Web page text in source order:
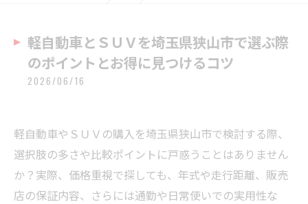
軽自動車とＳＵＶを埼玉県狭山市で選ぶ際
のポイントとお得に見つけるコツ
2026/06/16
軽自動車やＳＵＶの購入を埼玉県狭山市で検討する際、
選択肢の多さや比較ポイントに戸惑うことはありません
か？実際、価格重視で探しても、年式や走行距離、販売
店の保証内容、さらには通勤や日常使いでの実用性な